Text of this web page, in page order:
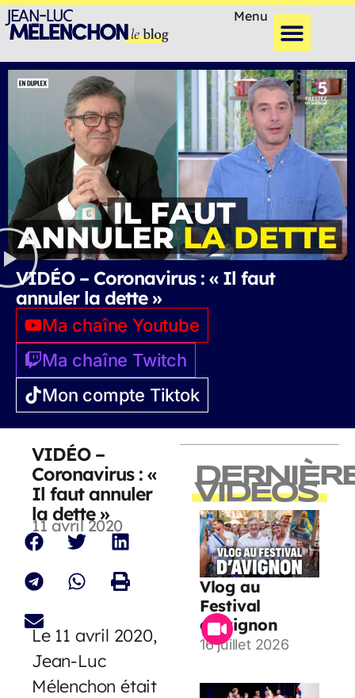
Menu
VIDÉO – Coronavirus : « Il faut
annuler la dette »
Ma chaîne Youtube
Ma chaîne Twitch
Mon compte Tiktok
VIDÉO –
Coronavirus : «
Il faut annuler
la dette »
11 avril 2020
Le 11 avril 2020,
Jean-Luc
Mélenchon était
VIDEOS
Vlog au
Festival
d’Avignon
16 juillet 2026